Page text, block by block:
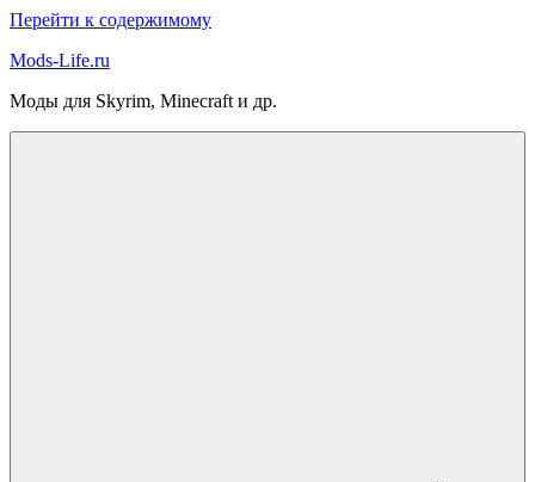
Перейти к содержимому
Mods-Life.ru
Моды для Skyrim, Minecraft и др.